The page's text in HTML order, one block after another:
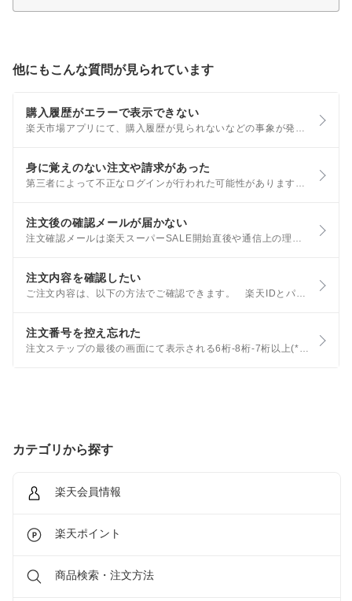
他にもこんな質問が見られています
購入履歴がエラーで表示できない
楽天市場アプリにて、購入履歴が見られないなどの事象が発生する場合、アプリ・OSのアップデートが必要になります。 iOS：楽天市場アプリ v13.0.0以上、iOS16以上 Android：楽天市場アプリ
身に覚えのない注文や請求があった
第三者によって不正なログインが行われた可能性があります。 クレジットカード情報について 楽天会員情報管理の画面において、クレジットカード情報は閲覧できません。そのため、不正なログインが行われた場合でも、第三者に知られることはございませんのでご安心ください。
注文後の確認メールが届かない
注文確認メールは楽天スーパーSALE開始直後や通信上の理由により、受信できない場合や遅延することがあります。 ※届いていない場合は購入履歴をご確認ください。購入履歴に反映されている場合、ご注文は完了しています。
注文内容を確認したい
ご注文内容は、以下の方法でご確認できます。 楽天IDとパスワードを利用して注文した場合 1、購入履歴へアクセスし、ユーザIDとパスワードを入力 2、ご注文内容の詳細を確認する場合は｢詳細｣ → ｢注文詳細｣をタップ
注文番号を控え忘れた
注文ステップの最後の画面にて表示される6桁-8桁-7桁以上(******-********-*********)の数字が注文番号です。 控え忘れてしまった場合、以下の方法でご確認が可能です。 会員登録を利用してお買い物をした方/お買い物後にスピード登録(その場で会員登録)をした方
カテゴリから探す
楽天会員情報
楽天ポイント
商品検索・注文方法